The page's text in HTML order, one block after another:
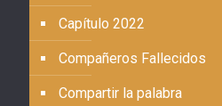
Capítulo 2022
Compañeros Fallecidos
Compartir la palabra